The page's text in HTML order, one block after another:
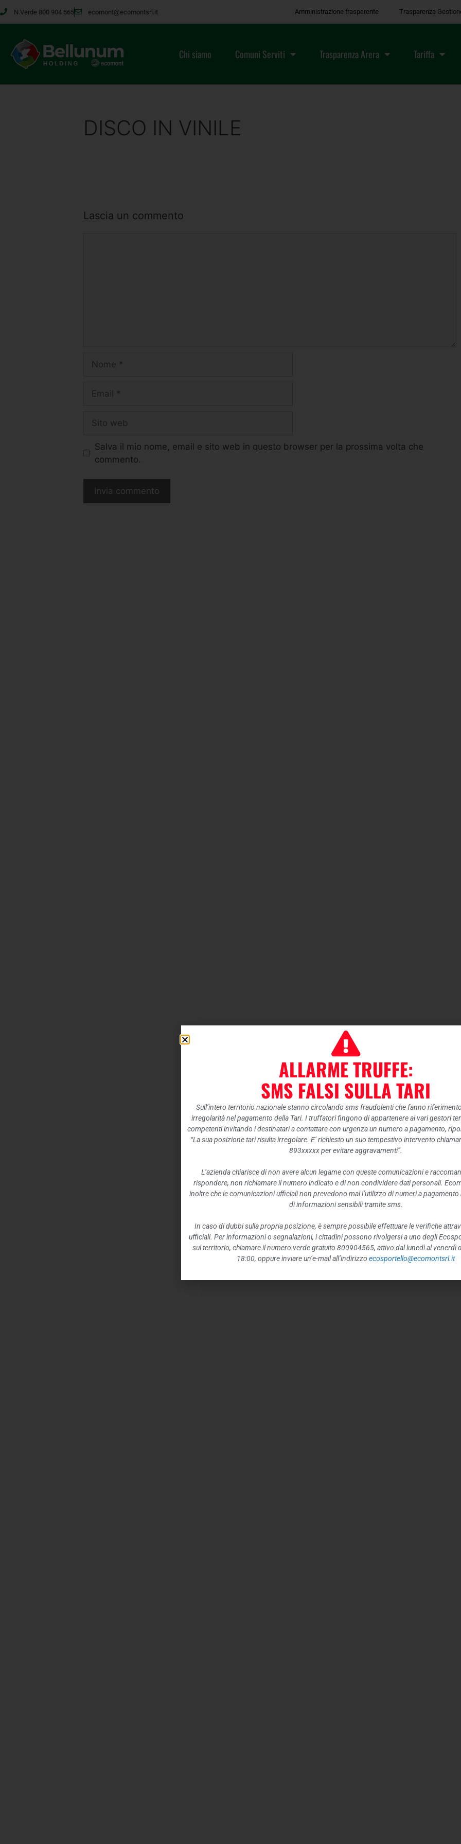
N.Verde 800 904 565 ecomont@ecomontsrl.it Amministrazione trasparente Trasparenza
Chi siamo Comuni Serviti Trasparenza Arera Tariffa
DISCO IN VINILE
Lascia un commento
Salva il mio nome, email e sito web in questo browser per la prossima volta che
commento.
ALLARME TRUFFE:
SMS FALSI SULLA TARI
Sull’intero territorio nazionale stanno circolando sms fraudolenti che fanno
irregolarità nel pagamento della Tari. I truffatori fingono di appartenere ai vari gestori
competenti invitando i destinatari a contattare con urgenza un numero a pagamento,
“La sua posizione tari risulta irregolare. E’ richiesto un suo tempestivo intervento
893xxxxx per evitare aggravamenti”.
L’azienda chiarisce di non avere alcun legame con queste comunicazioni e
rispondere, non richiamare il numero indicato e di non condividere dati personali.
inoltre che le comunicazioni ufficiali non prevedono mai l’utilizzo di numeri a pagamento
di informazioni sensibili tramite sms.
In caso di dubbi sulla propria posizione, è sempre possibile effettuare le verifiche
ufficiali. Per informazioni o segnalazioni, i cittadini possono rivolgersi a uno degli
sul territorio, chiamare il numero verde gratuito 800904565, attivo dal lunedì al venerdì
18:00, oppure inviare un’e-mail all’indirizzo ecosportello@ecomontsrl.it